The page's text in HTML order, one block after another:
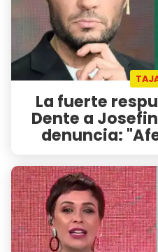
La fuerte
Dente a
denuncia: